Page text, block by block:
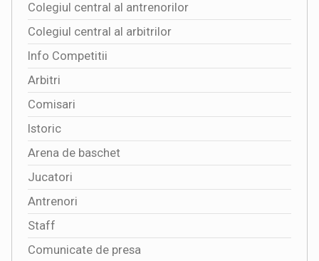
Colegiul central al antrenorilor
Colegiul central al arbitrilor
Info Competitii
Arbitri
Comisari
Istoric
Arena de baschet
Jucatori
Antrenori
Staff
Comunicate de presa